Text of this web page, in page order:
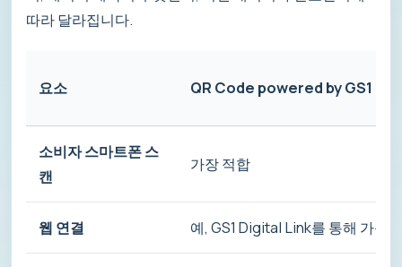
따라 달라집니다.
요소 QR Code powered by GS1
소비자 스마트폰 스
캔
가장 적합
웹 연결 예, GS1 Digital Link를 통해 가능